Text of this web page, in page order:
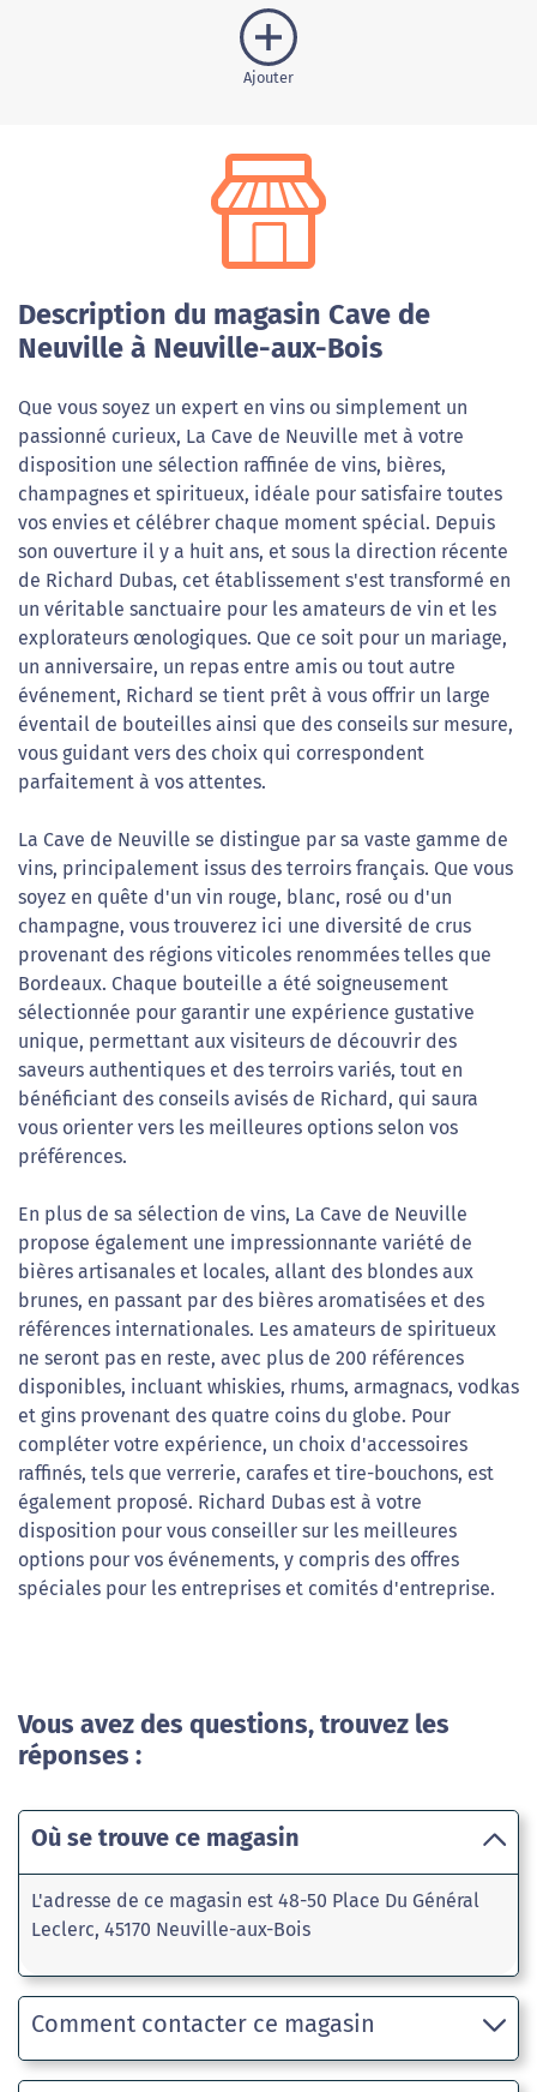
Ajouter
Description du magasin Cave de
Neuville à Neuville-aux-Bois
Que vous soyez un expert en vins ou simplement un
passionné curieux, La Cave de Neuville met à votre
disposition une sélection raffinée de vins, bières,
champagnes et spiritueux, idéale pour satisfaire toutes
vos envies et célébrer chaque moment spécial. Depuis
son ouverture il y a huit ans, et sous la direction récente
de Richard Dubas, cet établissement s'est transformé en
un véritable sanctuaire pour les amateurs de vin et les
explorateurs œnologiques. Que ce soit pour un mariage,
un anniversaire, un repas entre amis ou tout autre
événement, Richard se tient prêt à vous offrir un large
éventail de bouteilles ainsi que des conseils sur mesure,
vous guidant vers des choix qui correspondent
parfaitement à vos attentes.
La Cave de Neuville se distingue par sa vaste gamme de
vins, principalement issus des terroirs français. Que vous
soyez en quête d'un vin rouge, blanc, rosé ou d'un
champagne, vous trouverez ici une diversité de crus
provenant des régions viticoles renommées telles que
Bordeaux. Chaque bouteille a été soigneusement
sélectionnée pour garantir une expérience gustative
unique, permettant aux visiteurs de découvrir des
saveurs authentiques et des terroirs variés, tout en
bénéficiant des conseils avisés de Richard, qui saura
vous orienter vers les meilleures options selon vos
préférences.
En plus de sa sélection de vins, La Cave de Neuville
propose également une impressionnante variété de
bières artisanales et locales, allant des blondes aux
brunes, en passant par des bières aromatisées et des
références internationales. Les amateurs de spiritueux
ne seront pas en reste, avec plus de 200 références
disponibles, incluant whiskies, rhums, armagnacs, vodkas
et gins provenant des quatre coins du globe. Pour
compléter votre expérience, un choix d'accessoires
raffinés, tels que verrerie, carafes et tire-bouchons, est
également proposé. Richard Dubas est à votre
disposition pour vous conseiller sur les meilleures
options pour vos événements, y compris des offres
spéciales pour les entreprises et comités d'entreprise.
Vous avez des questions, trouvez les
réponses :
Où se trouve ce magasin
L'adresse de ce magasin est 48-50 Place Du Général
Leclerc, 45170 Neuville-aux-Bois
Comment contacter ce magasin